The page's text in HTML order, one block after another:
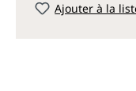
Ajouter à la